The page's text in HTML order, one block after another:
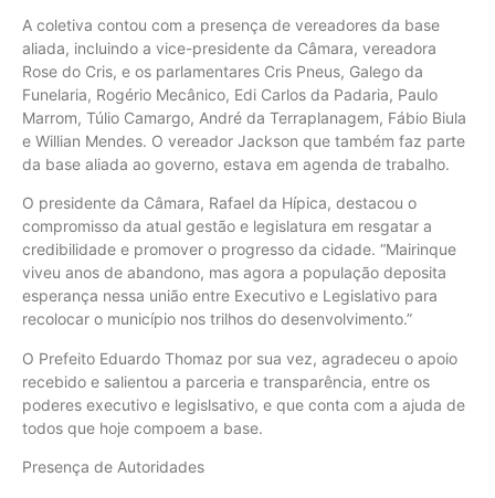
A coletiva contou com a presença de vereadores da base
aliada, incluindo a vice-presidente da Câmara, vereadora
Rose do Cris, e os parlamentares Cris Pneus, Galego da
Funelaria, Rogério Mecânico, Edi Carlos da Padaria, Paulo
Marrom, Túlio Camargo, André da Terraplanagem, Fábio Biula
e Willian Mendes. O vereador Jackson que também faz parte
da base aliada ao governo, estava em agenda de trabalho.
O presidente da Câmara, Rafael da Hípica, destacou o
compromisso da atual gestão e legislatura em resgatar a
credibilidade e promover o progresso da cidade. “Mairinque
viveu anos de abandono, mas agora a população deposita
esperança nessa união entre Executivo e Legislativo para
recolocar o município nos trilhos do desenvolvimento.”
O Prefeito Eduardo Thomaz por sua vez, agradeceu o apoio
recebido e salientou a parceria e transparência, entre os
poderes executivo e legislsativo, e que conta com a ajuda de
todos que hoje compoem a base.
Presença de Autoridades